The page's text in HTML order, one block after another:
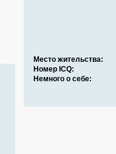
Место жительства:
Номер ICQ:
Немного о себе: